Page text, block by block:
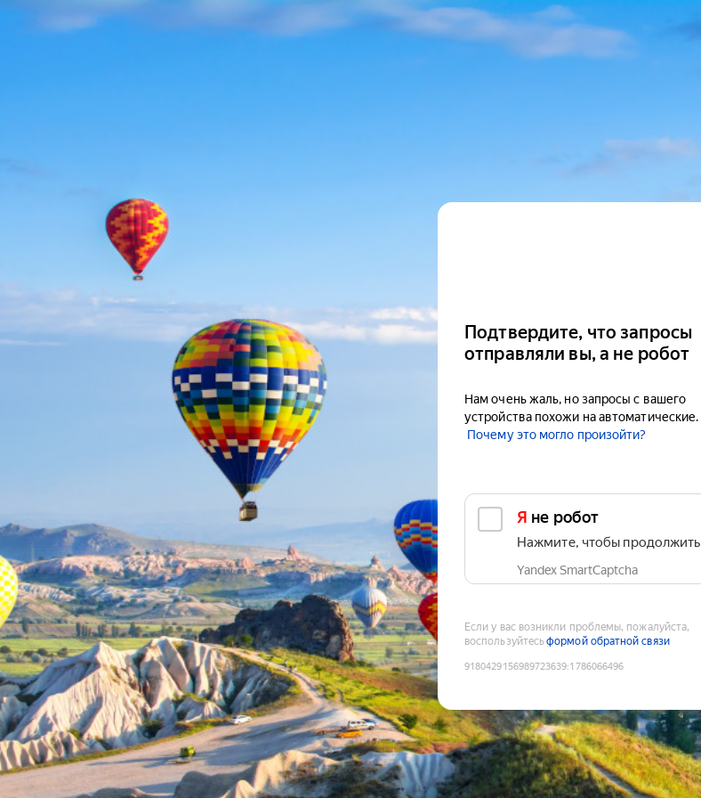
Подтвердите, что запросы
отправляли вы, а не робот
Нам очень жаль, но запросы с вашего
устройства похожи на автоматические.
Почему это могло произойти?
Я не робот
Нажмите, чтобы продолжить
Yandex SmartCaptcha
Если у вас возникли проблемы, пожалуйста,
воспользуйтесьформой обратной связи
9180429156989723639:1786066496